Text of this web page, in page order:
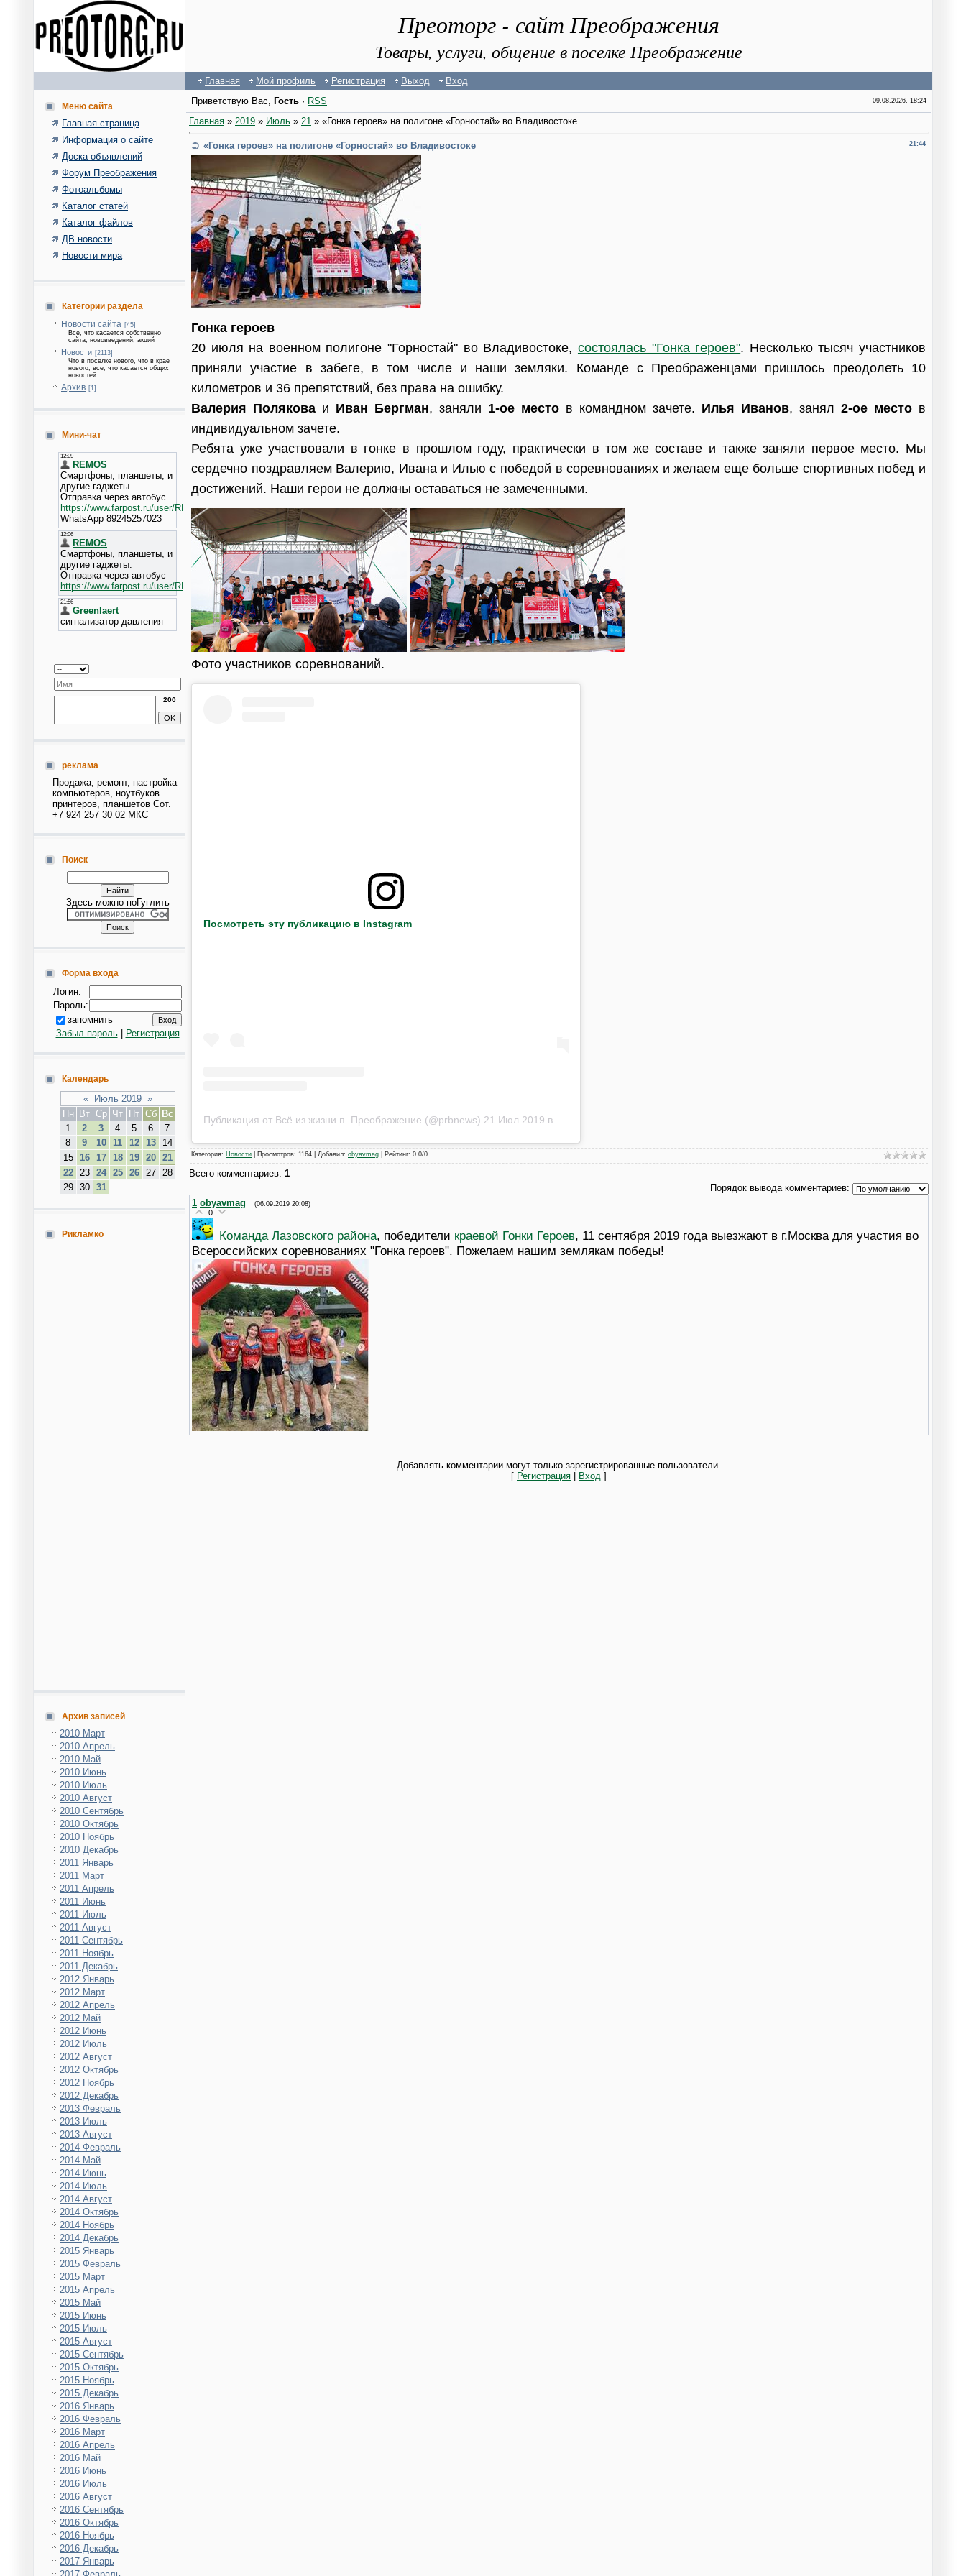
Преоторг - сайт Преображения
Товары, услуги, общение в поселке Преображение
Главная Мой профиль Регистрация Выход Вход
Меню сайта
Главная страница
Информация о сайте
Доска объявлений
Форум Преображения
Фотоальбомы
Каталог статей
Каталог файлов
ДВ новости
Новости мира
Категории раздела
Новости сайта [45]
Все, что касается собственно
сайта, нововведений, акций
Новости [2113]
Что в поселке нового, что в крае
нового, все, что касается общих
новостей
Архив [1]
Мини-чат
200
реклама
Продажа, ремонт, настройка
компьютеров, ноутбуков
принтеров, планшетов Сот.
+7 924 257 30 02 МКС
Поиск
Здесь можно поГуглить
Форма входа
Логин:
Пароль:
запомнить
Забыл пароль| Регистрация
Календарь
« Июль 2019 »
Пн
Вт Ср Чт Пт Сб
Вс
1
2 3 4 5 6
7
8
9 10 11 12 13
14
15
16 17 18 19 20
21
22
23 24 25 26 27
28
29
30 31
Рикламко
Архив записей
2010 Март
2010 Апрель
2010 Май
2010 Июнь
2010 Июль
2010 Август
2010 Сентябрь
2010 Октябрь
2010 Ноябрь
2010 Декабрь
2011 Январь
2011 Март
2011 Апрель
2011 Июнь
2011 Июль
2011 Август
2011 Сентябрь
2011 Ноябрь
2011 Декабрь
2012 Январь
2012 Март
2012 Апрель
2012 Май
2012 Июнь
2012 Июль
2012 Август
2012 Октябрь
2012 Ноябрь
2012 Декабрь
2013 Февраль
2013 Июль
2013 Август
2014 Февраль
2014 Май
2014 Июнь
2014 Июль
2014 Август
2014 Октябрь
2014 Ноябрь
2014 Декабрь
2015 Январь
2015 Февраль
2015 Март
2015 Апрель
2015 Май
2015 Июнь
2015 Июль
2015 Август
2015 Сентябрь
2015 Октябрь
2015 Ноябрь
2015 Декабрь
2016 Январь
2016 Февраль
2016 Март
2016 Апрель
2016 Май
2016 Июнь
2016 Июль
2016 Август
2016 Сентябрь
2016 Октябрь
2016 Ноябрь
2016 Декабрь
2017 Январь
Приветствую Вас, Гость · RSS 09.08.2026, 18:24
Главная » 2019 » Июль » 21 » «Гонка героев» на полигоне «Горностай» во Владивостоке
21:44
«Гонка героев» на полигоне «Горностай» во Владивостоке
Гонка героев
20 июля на военном полигоне "Горностай" во Владивостоке, состоялась "Гонка героев". Несколько тысяч участников
приняли участие в забеге, в том числе и наши земляки. Команде с Преображенцами пришлось преодолеть 10
километров и 36 препятствий, без права на ошибку.
Валерия Полякова и Иван Бергман, заняли 1-ое место в командном зачете. Илья Иванов, занял 2-ое место в
индивидуальном зачете.
Ребята уже участвовали в гонке в прошлом году, практически в том же составе и также заняли первое место. Мы
сердечно поздравляем Валерию, Ивана и Илью с победой в соревнованиях и желаем еще больше спортивных побед и
достижений. Наши герои не должны оставаться не замеченными.
Фото участников соревнований.
Посмотреть эту публикацию в Instagram
Публикация от Всё из жизни п. Преображение (@prbnews) 21 Июл 2019 в 3:51 PDT
Категория: Новости Просмотров: 1164 | Добавил: obyavmag Рейтинг: 0.0/0
Всего комментариев: 1
Порядок вывода комментариев:
1 obyavmag (06.09.2019 20:08)
0
Команда Лазовского района, победители краевой Гонки Героев, 11 сентября 2019 года выезжают в г.Москва для участия во
Всероссийских соревнованиях "Гонка героев". Пожелаем нашим землякам победы!
Добавлять комментарии могут только зарегистрированные пользователи.
[ Регистрация Вход ]